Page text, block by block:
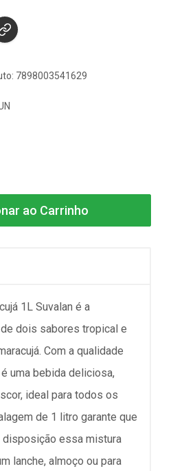
7898003541629
ao Carrinho
1L Suvalan é a
dois sabores tropical e
Com a qualidade
uma bebida deliciosa,
ideal para todos os
de 1 litro garante que
disposição essa mistura
lanche, almoço ou para